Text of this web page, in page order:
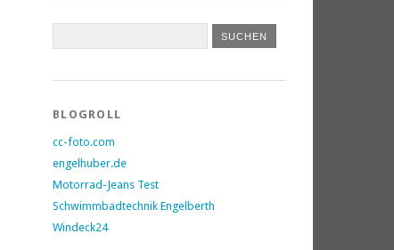
BLOGROLL
cc-foto.com
engelhuber.de
Motorrad-Jeans Test
Schwimmbadtechnik Engelberth
Windeck24